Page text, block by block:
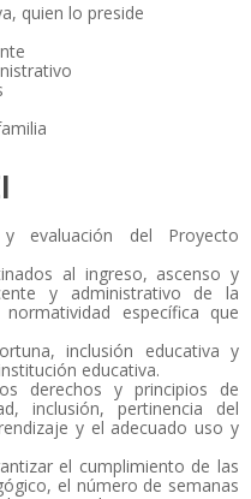
quien lo preside
evaluación del Proyecto
al ingreso, ascenso y
y administrativo de la
específica que
inclusión educativa y
educativa.
derechos y principios de
inclusión, pertinencia del
y el adecuado uso y
el cumplimiento de las
el número de semanas